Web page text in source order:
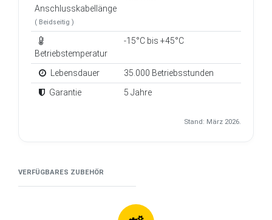
Anschlusskabellänge
( Beidseitig )
Betriebstemperatur
-15°C bis +45°C
Lebensdauer
35.000 Betriebsstunden
Garantie
5 Jahre
Stand: März 2026.
VERFÜGBARES ZUBEHÖR